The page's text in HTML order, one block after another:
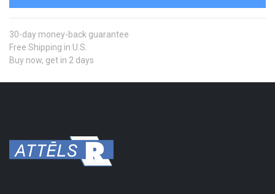
30-day money-back guarantee
Free Shipping in U.S.
Buy now, get in 2 days